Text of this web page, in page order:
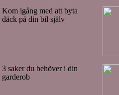
Kom igång med att byta
däck på din bil själv
3 saker du behöver i din
garderob